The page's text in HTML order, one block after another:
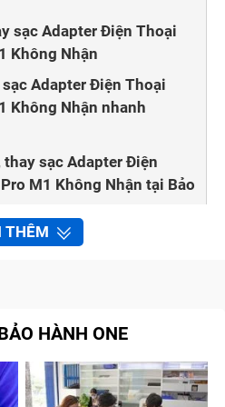
sạc Adapter Điện Thoại
Không Nhận
Adapter Điện Thoại
Không Nhận nhanh
sạc Adapter Điện
M1 Không Nhận tại Bảo
Sau thời gian dài sử dụng,
hay không báo sạc, điều đầu
có vấn đề hay không.
hiểu các dấu hiệu, nguyên
THÊM
HÀNH ONE